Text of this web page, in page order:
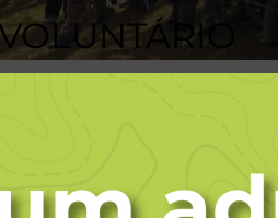
estende ao longo da vida e
membro da sociedade.